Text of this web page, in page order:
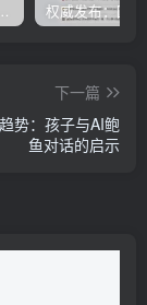
在线文件转换工具
下一篇
势：孩子与AI鲍
鱼对话的启示